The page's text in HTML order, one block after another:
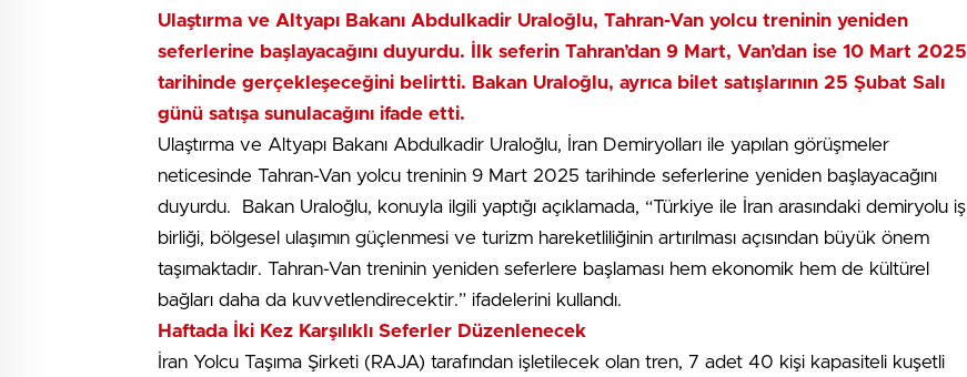
Ulaştırma ve Altyapı Bakanı Abdulkadir Uraloğlu, Tahran-Van yolcu treninin yeniden
seferlerine başlayacağını duyurdu. İlk seferin Tahran’dan 9 Mart, Van’dan ise 10 Mart 2025
tarihinde gerçekleşeceğini belirtti. Bakan Uraloğlu, ayrıca bilet satışlarının 25 Şubat Salı
günü satışa sunulacağını ifade etti.
Ulaştırma ve Altyapı Bakanı Abdulkadir Uraloğlu, İran Demiryolları ile yapılan görüşmeler
neticesinde Tahran-Van yolcu treninin 9 Mart 2025 tarihinde seferlerine yeniden başlayacağını
duyurdu. Bakan Uraloğlu, konuyla ilgili yaptığı açıklamada, “Türkiye ile İran arasındaki demiryolu iş
birliği, bölgesel ulaşımın güçlenmesi ve turizm hareketliliğinin artırılması açısından büyük önem
taşımaktadır. Tahran-Van treninin yeniden seferlere başlaması hem ekonomik hem de kültürel
bağları daha da kuvvetlendirecektir.” ifadelerini kullandı.
Haftada İki Kez Karşılıklı Seferler Düzenlenecek
İran Yolcu Taşıma Şirketi (RAJA) tarafından işletilecek olan tren, 7 adet 40 kişi kapasiteli kuşetli